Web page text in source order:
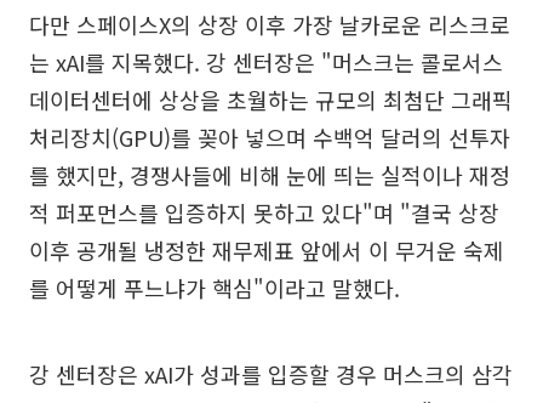
다만 스페이스X의 상장 이후 가장 날카로운 리스크로
는 xAI를 지목했다. 강 센터장은 "머스크는 콜로서스
데이터센터에 상상을 초월하는 규모의 최첨단 그래픽
처리장치(GPU)를 꽂아 넣으며 수백억 달러의 선투자
를 했지만, 경쟁사들에 비해 눈에 띄는 실적이나 재정
적 퍼포먼스를 입증하지 못하고 있다"며 "결국 상장
이후 공개될 냉정한 재무제표 앞에서 이 무거운 숙제
를 어떻게 푸느냐가 핵심"이라고 말했다.
강 센터장은 xAI가 성과를 입증할 경우 머스크의 삼각